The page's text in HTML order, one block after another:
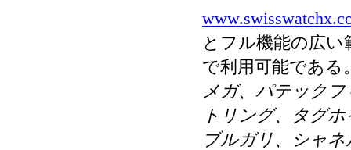
とフル機能の広
で利用可能である
メガ、パテック
トリング、タグ
ブルガリ、シャ